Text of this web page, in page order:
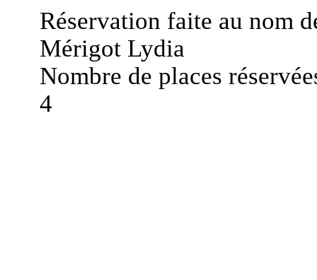
Réservation faite au nom
Mérigot Lydia
Nombre de places
4